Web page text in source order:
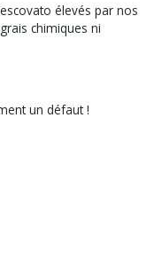
élevés par nos
chimiques ni
un défaut !